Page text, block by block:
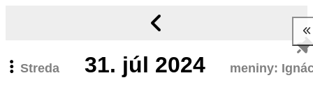
Streda 31. júl 2024 meniny: